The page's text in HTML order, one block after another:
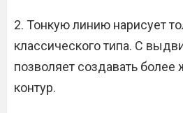
2. Тонкую линию нарисует
классического типа. С
позволяет создавать
контур.